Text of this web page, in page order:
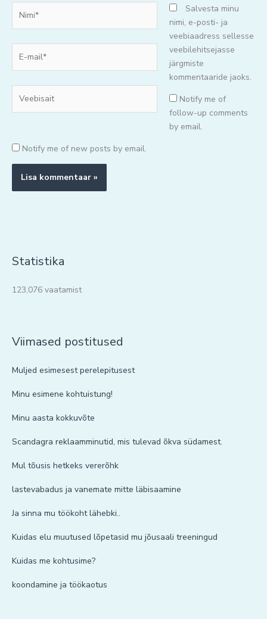
mail*
Salvesta minu
nimi, e-posti- ja
veebiaadress sellesse
veebilehitsejasse
järgmiste
kommentaaride jaoks.
Notify me of
follow-up comments
by email.
Notify me of new posts by email.
Statistika
123,076 vaatamist
Viimased postitused
Muljed esimesest perelepitusest
Minu esimene kohtuistung!
Minu aasta kokkuvõte
Scandagra reklaamminutid, mis tulevad õkva südamest.
Mul tõusis hetkeks vererõhk
lastevabadus ja vanemate mitte läbisaamine
Ja sinna mu töökoht lähebki..
Kuidas elu muutused lõpetasid mu jõusaali treeningud
Kuidas me kohtusime?
koondamine ja töökaotus